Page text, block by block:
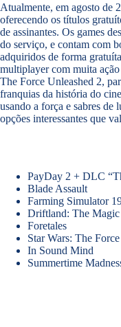
Atualmente, em agosto de
oferecendo os títulos
de assinantes. Os games
do serviço, e contam com
adquiridos de forma
multiplayer com muita
The Force Unleashed 2,
franquias da história do
usando a força e sabres de
opções interessantes que
PayDay 2 + DLC
Blade Assault
Farming Simulator
Driftland: The
Foretales
Star Wars: The
In Sound Mind
Summertime